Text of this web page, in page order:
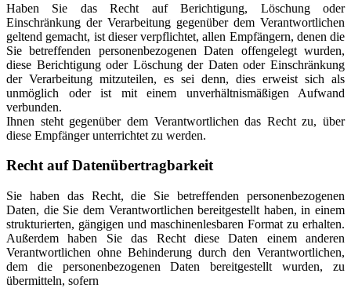
Haben Sie das Recht auf Berichtigung, Löschung oder
Einschränkung der Verarbeitung gegenüber dem Verantwortlichen
geltend gemacht, ist dieser verpflichtet, allen Empfängern, denen die
Sie betreffenden personenbezogenen Daten offengelegt wurden,
diese Berichtigung oder Löschung der Daten oder Einschränkung
der Verarbeitung mitzuteilen, es sei denn, dies erweist sich als
unmöglich oder ist mit einem unverhältnismäßigen Aufwand
verbunden.
Ihnen steht gegenüber dem Verantwortlichen das Recht zu, über
diese Empfänger unterrichtet zu werden.
Recht auf Datenübertragbarkeit
Sie haben das Recht, die Sie betreffenden personenbezogenen
Daten, die Sie dem Verantwortlichen bereitgestellt haben, in einem
strukturierten, gängigen und maschinenlesbaren Format zu erhalten.
Außerdem haben Sie das Recht diese Daten einem anderen
Verantwortlichen ohne Behinderung durch den Verantwortlichen,
dem die personenbezogenen Daten bereitgestellt wurden, zu
übermitteln, sofern